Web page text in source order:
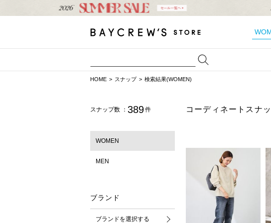
HOME スナップ 検索結果(WOMEN)
スナップ数 ： 389件
WOMEN
MEN
ブランド
ブランドを選択する
コーディネートスナ